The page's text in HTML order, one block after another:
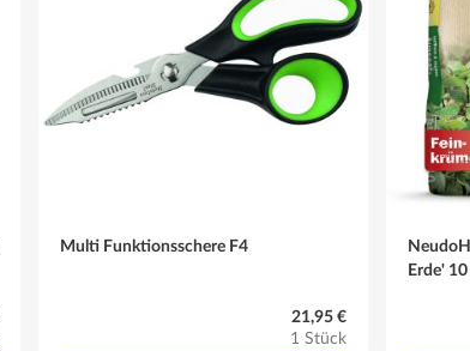
Multi Funktionsschere F4
21,95 €
1 Stück
Erde'